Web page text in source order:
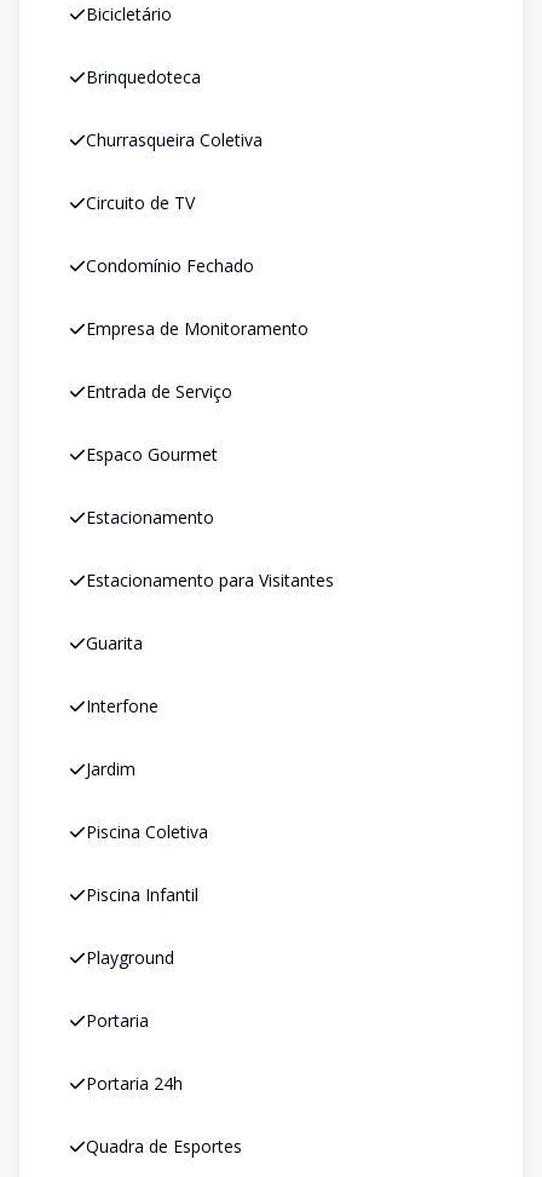
Bicicletário
Brinquedoteca
Churrasqueira Coletiva
Circuito de TV
Condomínio Fechado
Empresa de Monitoramento
Entrada de Serviço
Espaco Gourmet
Estacionamento
Estacionamento para Visitantes
Guarita
Interfone
Jardim
Piscina Coletiva
Piscina Infantil
Playground
Portaria
Portaria 24h
Quadra de Esportes